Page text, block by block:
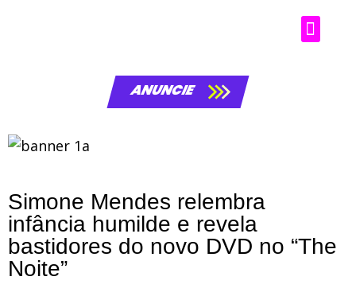
ANUNCIE
Simone Mendes relembra
infância humilde e revela
bastidores do novo DVD no “The
Noite”